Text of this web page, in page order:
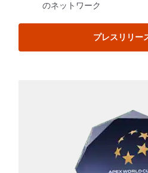
のネットワーク
プレスリリー